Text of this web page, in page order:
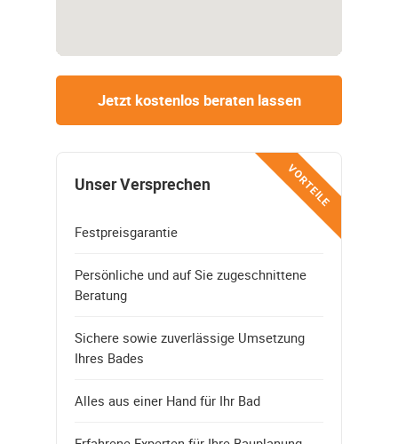
Jetzt kostenlos beraten lassen
VORTEILE
Unser Versprechen
Festpreisgarantie
Persönliche und auf Sie zugeschnittene
Beratung
Sichere sowie zuverlässige Umsetzung
Ihres Bades
Alles aus einer Hand für Ihr Bad